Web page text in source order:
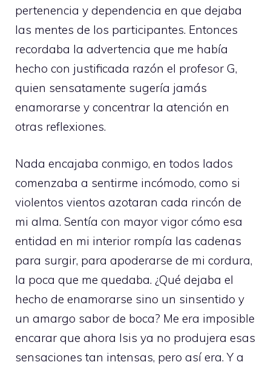
pertenencia y dependencia en que dejaba
las mentes de los participantes. Entonces
recordaba la advertencia que me había
hecho con justificada razón el profesor G,
quien sensatamente sugería jamás
enamorarse y concentrar la atención en
otras reflexiones.
Nada encajaba conmigo, en todos lados
comenzaba a sentirme incómodo, como si
violentos vientos azotaran cada rincón de
mi alma. Sentía con mayor vigor cómo esa
entidad en mi interior rompía las cadenas
para surgir, para apoderarse de mi cordura,
la poca que me quedaba. ¿Qué dejaba el
hecho de enamorarse sino un sinsentido y
un amargo sabor de boca? Me era imposible
encarar que ahora Isis ya no produjera esas
sensaciones tan intensas, pero así era. Y a